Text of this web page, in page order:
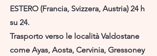
ESTERO (Francia, Svizzera, Austria) 24 h
su 24.
Trasporto verso le località Valdostane
come Ayas, Aosta, Cervinia, Gressoney